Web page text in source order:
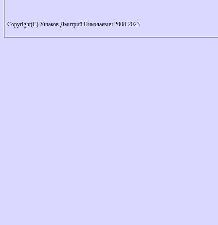
Copyright(C) Ушаков Дмитрий Николаевич 2008-2023